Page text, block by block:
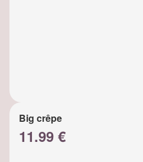
Big crêpe
11.99 €